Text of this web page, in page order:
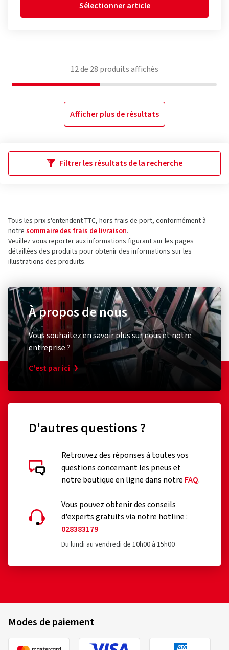
Sélectionner article
12de 28 produits affichés
Afficher plus de résultats
Filtrer les résultats de la recherche
Tous les prix s'entendent TTC, hors frais de port, conformément à
notre sommaire des frais de livraison.
Veuillez vous reporter aux informations figurant sur les pages
détaillées des produits pour obtenir des informations sur les
illustrations des produits.
À propos de nous
Vous souhaitez en savoir plus sur nous et notre
entreprise ?
C'est par ici
D'autres questions ?
Retrouvez des réponses à toutes vos
questions concernant les pneus et
notre boutique en ligne dans notre FAQ.
Vous pouvez obtenir des conseils
d'experts gratuits via notre hotline :
028383179
Du lundi au vendredi de 10h00 à 15h00
Modes de paiement